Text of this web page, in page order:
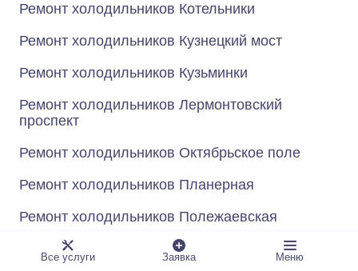
Ремонт холодильников Котельники
Ремонт холодильников Кузнецкий мост
Ремонт холодильников Кузьминки
Ремонт холодильников Лермонтовский
проспект
Ремонт холодильников Октябрьское поле
Ремонт холодильников Планерная
Ремонт холодильников Полежаевская
Ремонт холодильников Пролетарская
Все услуги Заявка Меню